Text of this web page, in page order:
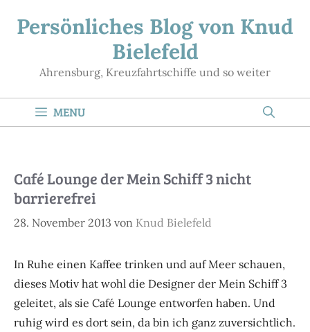
InhaltPersönliches Blog von Knud
Bielefeld
Ahrensburg, Kreuzfahrtschiffe und so weiter
MENU
Café Lounge der Mein Schiff 3 nicht
barrierefrei
28. November 2013 von Knud Bielefeld
In Ruhe einen Kaffee trinken und auf Meer schauen,
dieses Motiv hat wohl die Designer der Mein Schiff 3
geleitet, als sie Café Lounge entworfen haben. Und
ruhig wird es dort sein, da bin ich ganz zuversichtlich.